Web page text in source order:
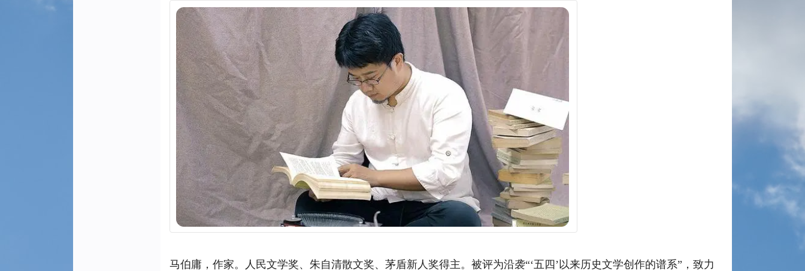
马伯庸，作家。人民文学奖、朱自清散文奖、茅盾新人奖得主。被评为沿袭“‘五四’以来历史文学创作的谱系”，致力